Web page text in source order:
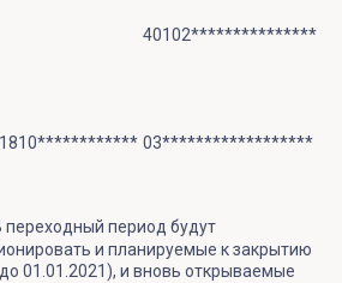
40102***************
03******************
переходный период будут
и планируемые к закрытию
01.01.2021), и вновь открываемые